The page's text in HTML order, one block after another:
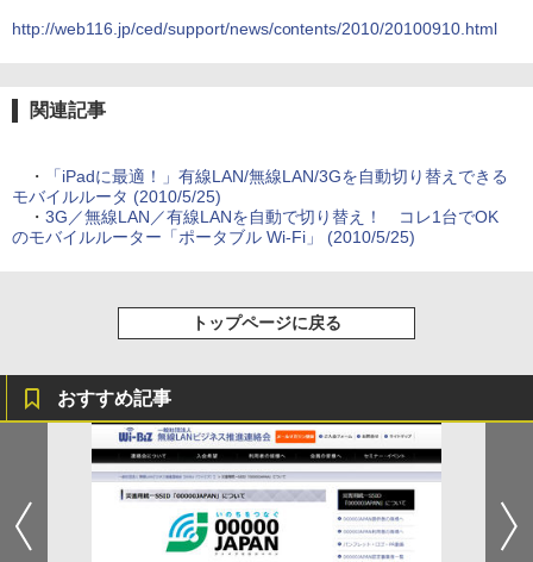
http://web116.jp/ced/support/news/contents/2010/20100910.html
関連記事
・
「iPadに最適！」有線LAN/無線LAN/3Gを自動切り替えできる
モバイルルータ (2010/5/25)
・ 3G／無線LAN／有線LANを自動で切り替え！ コレ1台でOK
のモバイルルーター「ポータブル Wi-Fi」 (2010/5/25)
トップページに戻る
おすすめ記事